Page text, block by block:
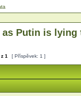
as Putin is lying
z 1 [ Příspěvek: 1 ]